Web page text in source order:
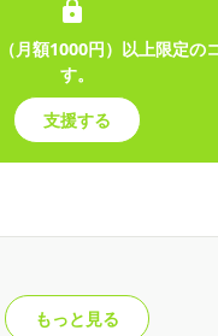
月額1000円）以上限定の
す。
支援する
もっと見る